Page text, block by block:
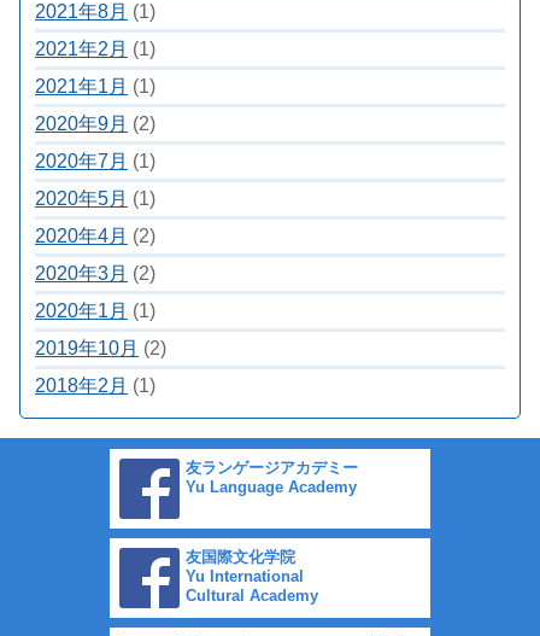
2021年8月 (1)
2021年2月 (1)
2021年1月 (1)
2020年9月 (2)
2020年7月 (1)
2020年5月 (1)
2020年4月 (2)
2020年3月 (2)
2020年1月 (1)
2019年10月 (2)
2018年2月 (1)
友ランゲージアカデミー
Yu Language Academy
友国際文化学院
Yu International
Cultural Academy